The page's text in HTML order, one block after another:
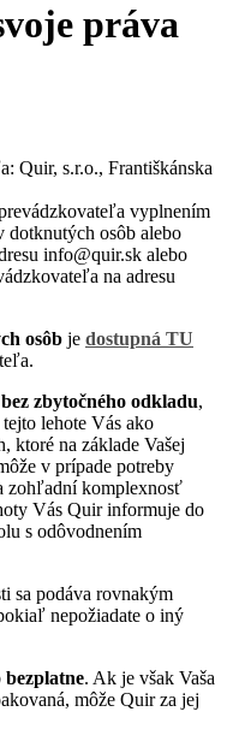
práva
Quir, s.r.o., Františkánska
vyplnením
dotknutých osôb alebo
info@quir.sk alebo
na adresu
osôb je dostupná TU
bez zbytočného odkladu,
lehote Vás ako
ktoré na základe Vašej
v prípade potreby
zohľadní komplexnosť
Vás Quir informuje do
s odôvodnením
sa podáva rovnakým
nepožiadate o iný
bezplatne. Ak je však Vaša
môže Quir za jej